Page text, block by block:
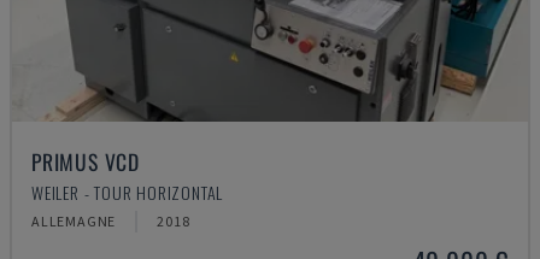
PRIMUS VCD
WEILER - TOUR HORIZONTAL
ALLEMAGNE 2018